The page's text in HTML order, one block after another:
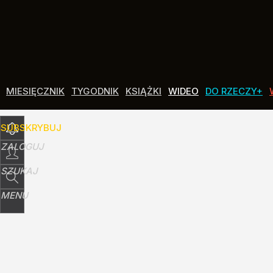
MIESIĘCZNIK TYGODNIK KSIĄŻKI WIDEO DO RZECZY+
SUBSKRYBUJ
ZALOGUJ
SZUKAJ
MENU